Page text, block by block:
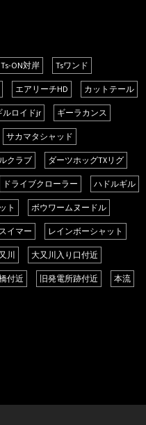
Ts-ON対岸 Tsワンド
エアリーチHD カットテール
ルロイドjr ギーラカンス
サカマタシャッド
クラブ ダーツホッグTXリグ
ドライブクローラー ハドルギル
ト ボウワームヌードル
イマー レインボーシャット
川 大又川入り口付近
付近 旧発電所跡付近 本流